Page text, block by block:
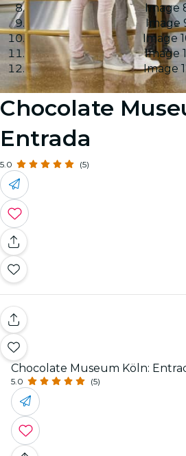
Image
Image
Image
Image
Image
Chocolate
Entrada
5.0 (5)
Chocolate Museum Köln:
5.0 (5)